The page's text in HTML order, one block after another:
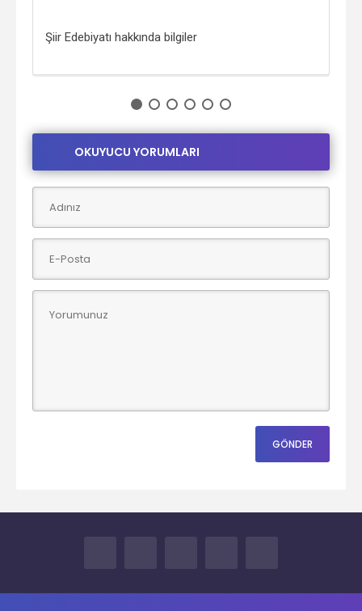
Şiir Edebiyatı hakkında bilgiler
OKUYUCU YORUMLARI